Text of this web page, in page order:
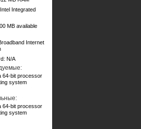
Integrated
MB available
Internet
N/A
64-bit processor
system
64-bit processor
system